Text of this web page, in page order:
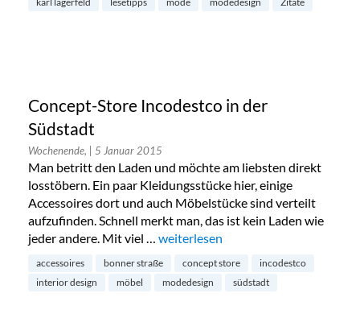
Concept-Store Incodestco in der
Südstadt
Wochenende, | 5 Januar 2015
Man betritt den Laden und möchte am liebsten direkt
losstöbern. Ein paar Kleidungsstücke hier, einige
Accessoires dort und auch Möbelstücke sind verteilt
aufzufinden. Schnell merkt man, das ist kein Laden wie
jeder andere. Mit viel … „Concept-Store Incodestco in der
weiterlesen
accessoires bonner straße concept store
incodestco
interior design
möbel modedesign südstadt